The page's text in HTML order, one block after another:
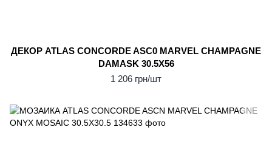
ДЕКОР ATLAS CONCORDE ASC0 MARVEL CHAMPAGNE
DAMASK 30.5Х56
1 206 грн/шт